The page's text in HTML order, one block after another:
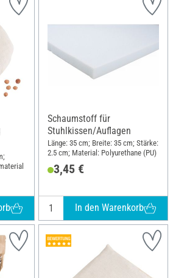
Schaumstoff für
Stuhlkissen/Auflagen
Länge: 35 cm; Breite: 35 cm; Stärke:
2.5 cm; Material: Polyurethane (PU)
3,45 €
In den Warenkorb